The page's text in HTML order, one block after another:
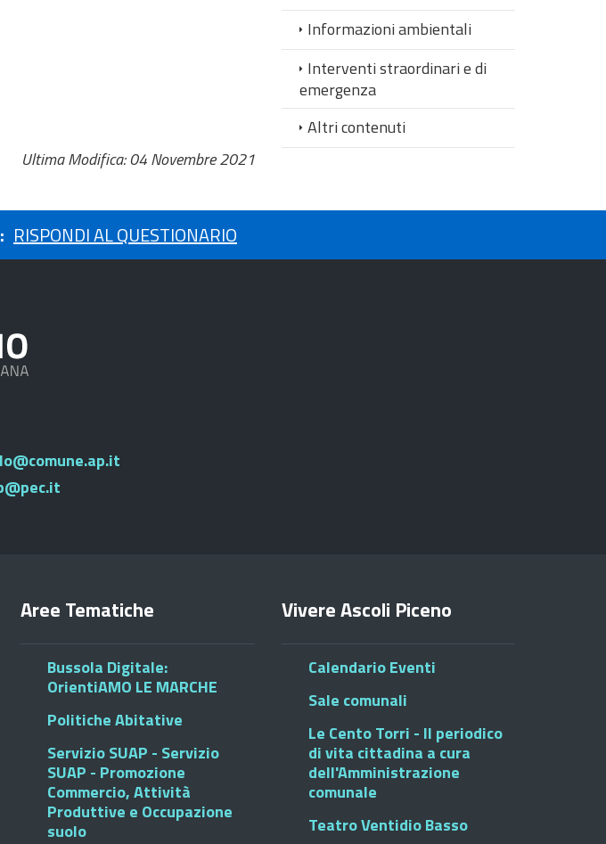
Informazioni ambientali
Interventi straordinari e di
emergenza
Altri contenuti
Ultima Modifica: 04 Novembre 2021
RISPONDI AL QUESTIONARIO
Aree Tematiche
Bussola Digitale:
OrientiAMO LE MARCHE
Politiche Abitative
Servizio SUAP - Servizio
SUAP - Promozione
Commercio, Attività
Produttive e Occupazione
suolo
Vivere Ascoli Piceno
Calendario Eventi
Sale comunali
Le Cento Torri - Il periodico
di vita cittadina a cura
dell'Amministrazione
comunale
Teatro Ventidio Basso